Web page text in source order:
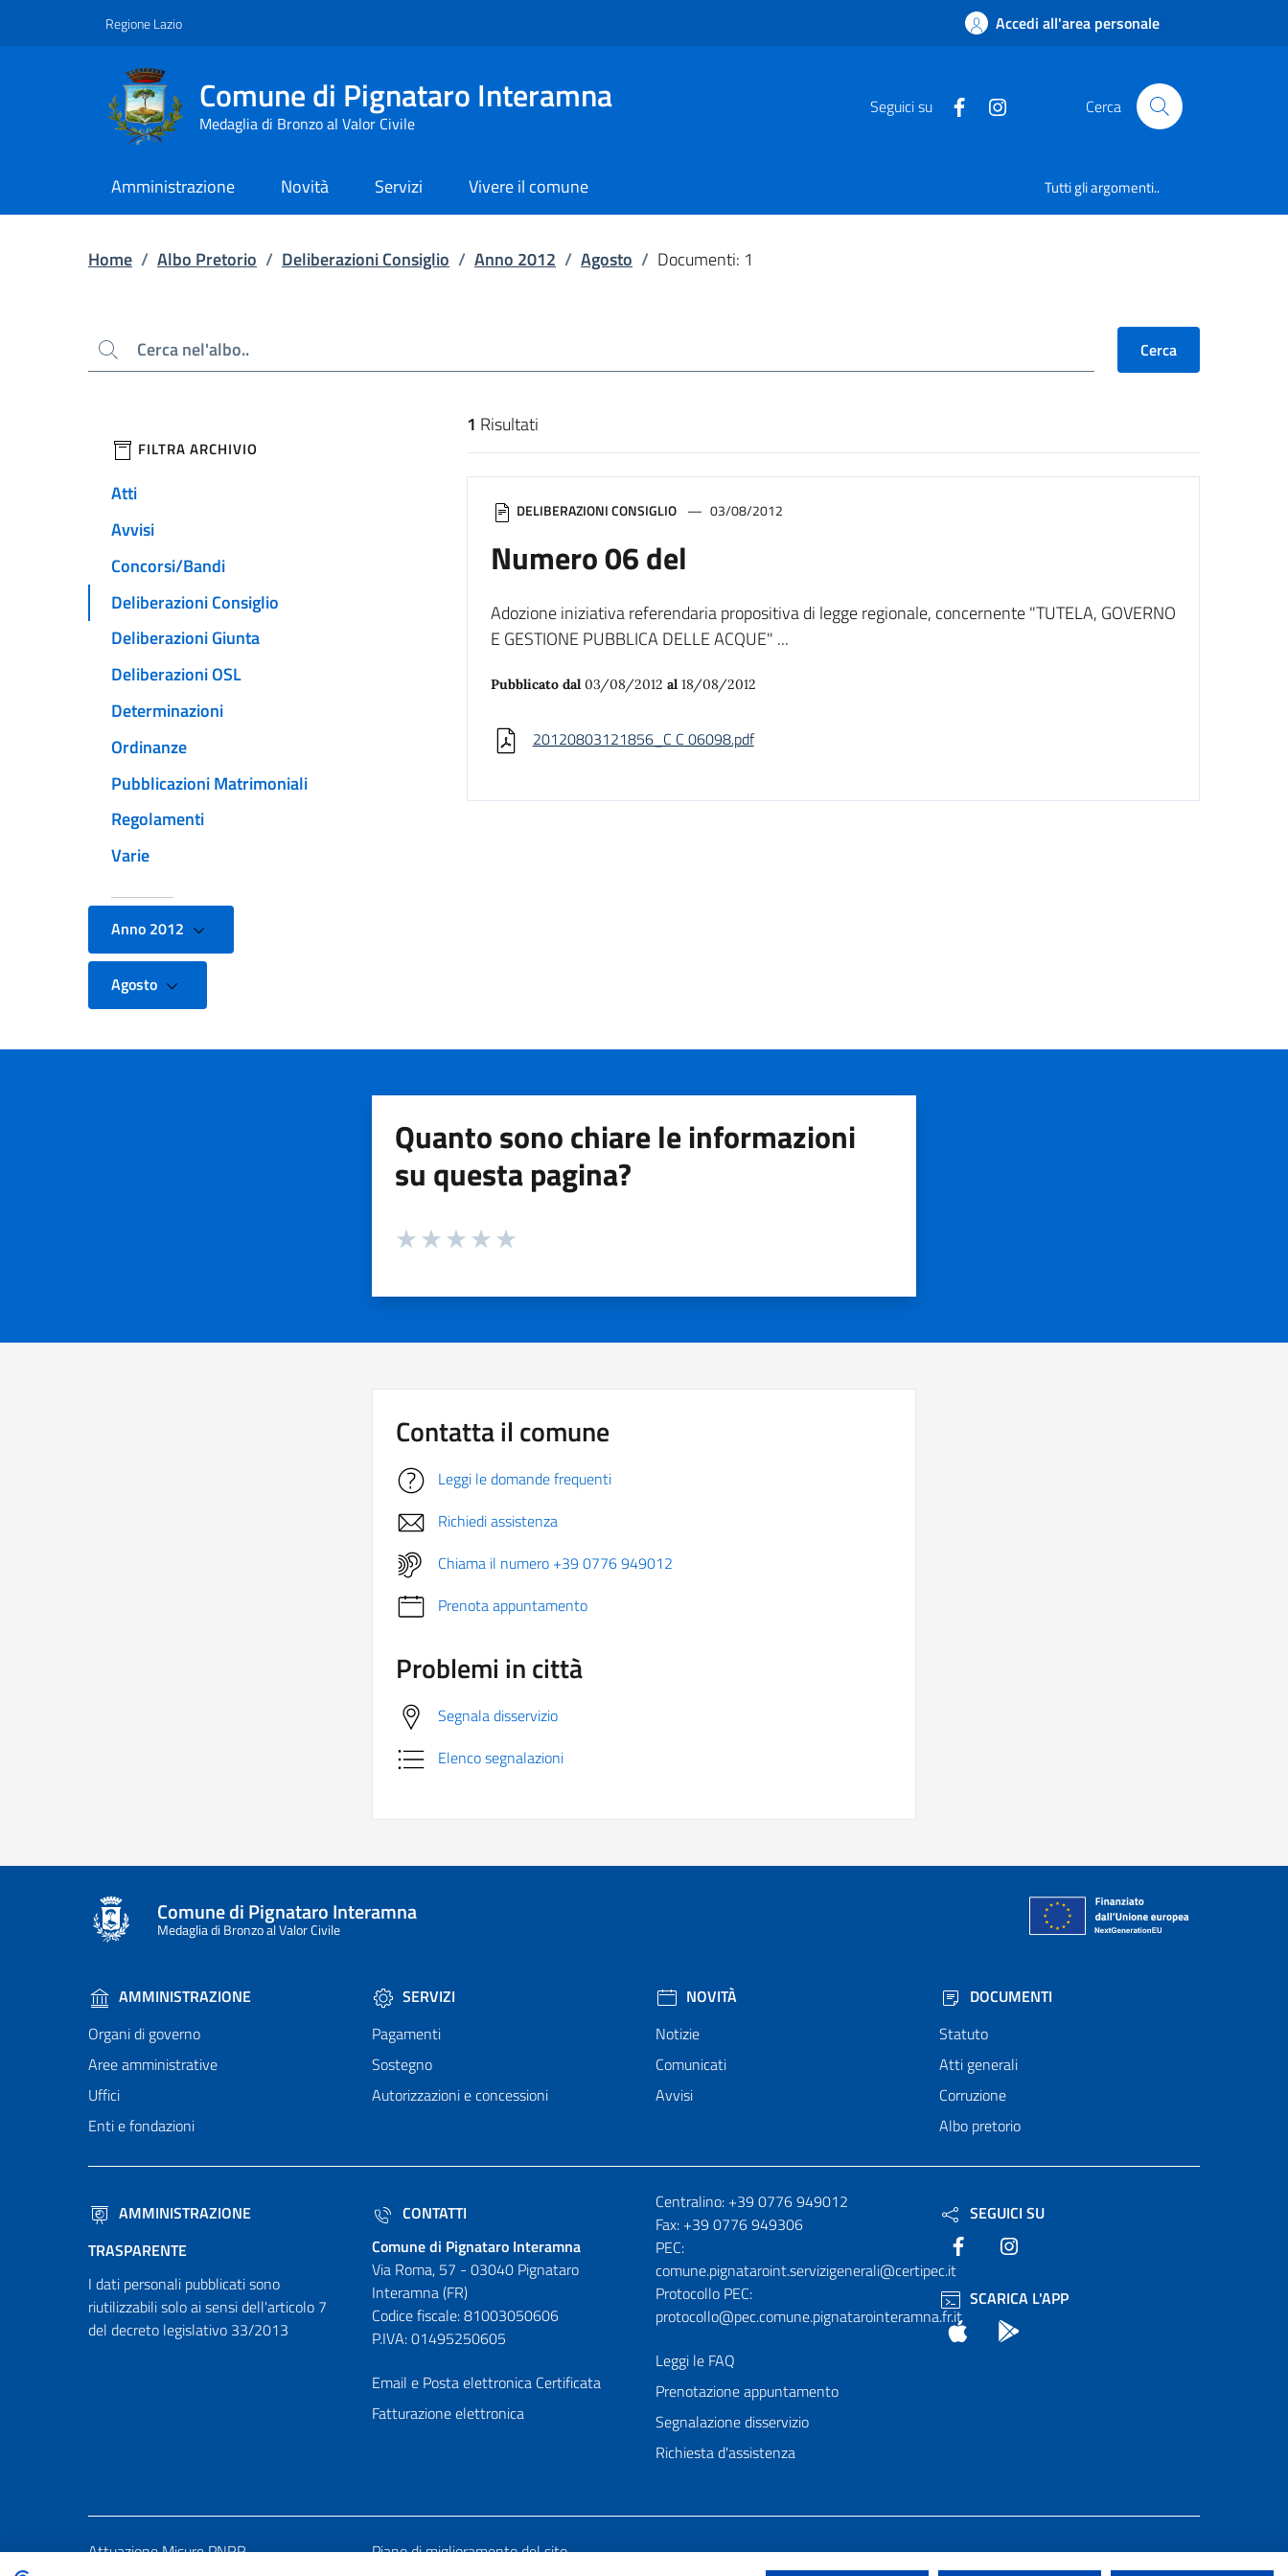
Regione Lazio Accedi all'area personale
Comune di Pignataro Interamna
Medaglia di Bronzo al Valor Civile
Seguici su Cerca
Amministrazione Novità Servizi Vivere il comune Tutti gli argomenti..
Home / Albo Pretorio / Deliberazioni Consiglio / Anno 2012 / Agosto / Documenti: 1
Cerca Cerca
filtri da applicare
FILTRA ARCHIVIO
Atti
Avvisi
Concorsi/Bandi
Deliberazioni Consiglio
Deliberazioni Giunta
Deliberazioni OSL
Determinazioni
Ordinanze
Pubblicazioni Matrimoniali
Regolamenti
Varie
Anno 2012
Agosto
Risultati di ricerca
1 Risultati
DELIBERAZIONI CONSIGLIO 03/08/2012
Numero 06 del
Adozione iniziativa referendaria propositiva di legge regionale, concernente "TUTELA, GOVERNO
E GESTIONE PUBBLICA DELLE ACQUE" ...
Pubblicato dal 03/08/2012 al18/08/2012
20120803121856_C C 06098.pdf
Quanto sono chiare le informazioni
su questa pagina?
Valuta da 1 a 5 stelle la pagina
Contatta il comune
Leggi le domande frequenti
Richiedi assistenza
Chiama il numero +39 0776 949012
Prenota appuntamento
Problemi in città
Segnala disservizio
Elenco segnalazioni
Comune di Pignataro Interamna
Medaglia di Bronzo al Valor Civile
AMMINISTRAZIONE
Organi di governo
Aree amministrative
Uffici
Enti e fondazioni
SERVIZI
Pagamenti
Sostegno
Autorizzazioni e concessioni
NOVITÀ
Notizie
Comunicati
Avvisi
DOCUMENTI
Statuto
Atti generali
Corruzione
Albo pretorio
AMMINISTRAZIONE
TRASPARENTE
I dati personali pubblicati sono
riutilizzabili solo ai sensi dell'articolo 7
del decreto legislativo 33/2013
CONTATTI
Comune di Pignataro Interamna
Via Roma, 57 - 03040 Pignataro
Interamna (FR)
Codice fiscale: 81003050606
P.IVA: 01495250605
Email e Posta elettronica Certificata
Fatturazione elettronica
Numeri utili
Centralino: +39 0776 949012
Fax: +39 0776 949306
PEC:
comune.pignataroint.servizigenerali@certipec.it
Protocollo PEC:
protocollo@pec.comune.pignatarointeramna.fr.it
Leggi le FAQ
Prenotazione appuntamento
Segnalazione disservizio
Richiesta d'assistenza
SEGUICI SU
Facebook
SCARICA L'APP
App Store
Attuazione Misure PNRR Piano di miglioramento del sito